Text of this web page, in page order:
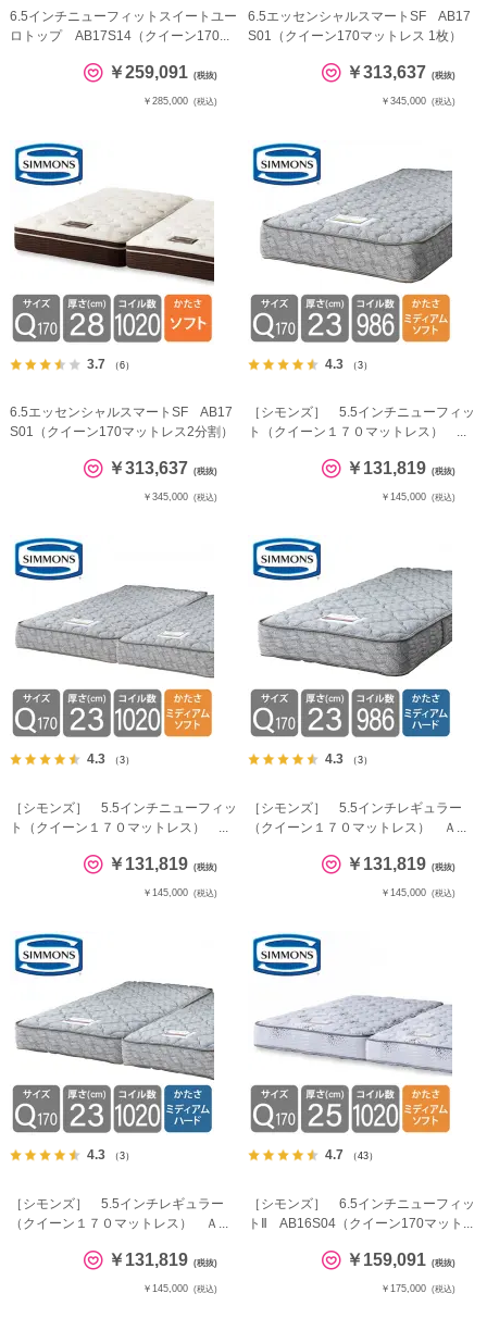
6.5インチニューフィットスイートユー
ロトップ AB17S14（クイーン170...
￥259,091 (税抜)
￥285,000 (税込)
6.5エッセンシャルスマートSF AB17
S01（クイーン170マットレス 1枚）
￥313,637 (税抜)
￥345,000 (税込)
3.7 （6）
6.5エッセンシャルスマートSF AB17
S01（クイーン170マットレス2分割）
￥313,637 (税抜)
￥345,000 (税込)
4.3 （3）
［シモンズ］ 5.5インチニューフィッ
ト（クイーン１７０マットレス） ...
￥131,819 (税抜)
￥145,000 (税込)
4.3 （3）
［シモンズ］ 5.5インチニューフィッ
ト（クイーン１７０マットレス） ...
￥131,819 (税抜)
￥145,000 (税込)
4.3 （3）
［シモンズ］ 5.5インチレギュラー
（クイーン１７０マットレス） Ａ...
￥131,819 (税抜)
￥145,000 (税込)
4.3 （3）
［シモンズ］ 5.5インチレギュラー
（クイーン１７０マットレス） Ａ...
￥131,819 (税抜)
￥145,000 (税込)
4.7 （43）
［シモンズ］ 6.5インチニューフィッ
トⅡ AB16S04（クイーン170マット...
￥159,091 (税抜)
￥175,000 (税込)